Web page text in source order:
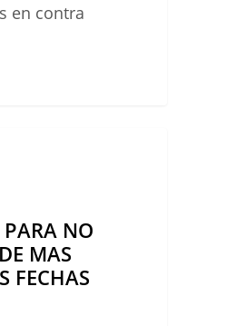
en contra
PARA NO
MAS
FECHAS